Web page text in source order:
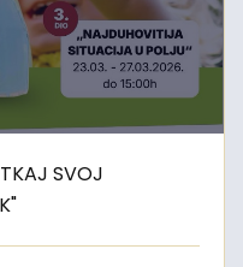
SVOJ